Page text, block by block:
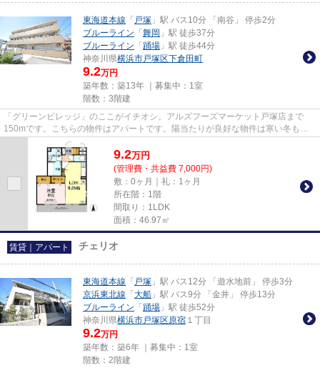
東海道本線 「 戸塚 」駅 バス10分 「南谷」 停歩2分
ブルーライン 「 舞岡 」駅 徒歩37分
ブルーライン 「 踊場 」駅 徒歩44分
神奈川県横浜市戸塚区下倉田町
9.2万円
築年数：築13年 ｜募集中： 1室
階数：3階建
「グリーンビレッジ」のここがイチオシ。アルズフーズマーケット戸塚店まで
150mです。こちらの物件はアパートです。陽当たりが良好な物件は寒い冬も暖
かく過ごす事ができます。横浜市...
9.2万円
(管理費・共益費 7,000円)
敷：0ヶ月｜礼：1ヶ月
所在階：1階
間取り：1LDK
面積：46.97㎡
賃貸｜アパート チェリオ
東海道本線 「 戸塚 」駅 バス12分 「遊水地前」 停歩3分
京浜東北線 「 大船 」駅 バス9分 「金井」 停歩13分
ブルーライン 「 踊場 」駅 徒歩52分
神奈川県横浜市戸塚区原宿 １丁目
9.2万円
築年数：築6年 ｜募集中： 1室
階数：2階建